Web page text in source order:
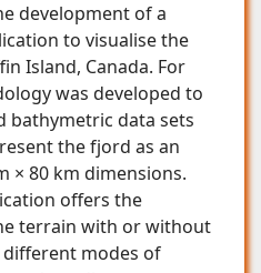
development of a
to visualise the
Island, Canada. For
was developed to
bathymetric data sets
the fjord as an
× 80 km dimensions.
offers the
terrain with or without
modes of